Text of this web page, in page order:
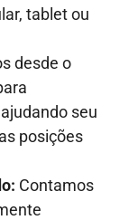
tablet ou
desde o
seu
posições
Contamos